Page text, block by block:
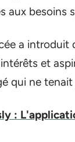
aux besoins
a
et
qui ne
: